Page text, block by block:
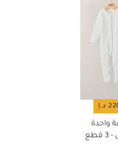
الخامات:
تعليمات العناية/الإرشادات:
40 درجة مئوية
تجفيف بدرجة حرارة منخفضة
التنظيف الجاف
والكي على الجانب الآخر
واحدة